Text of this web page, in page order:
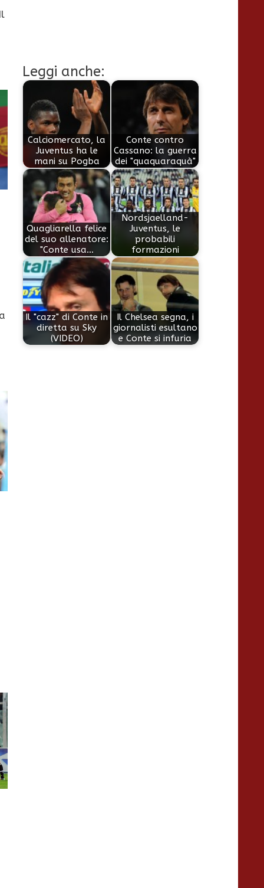
Leggi anche:
Calciomercato, la
Juventus ha le
mani su Pogba
Conte contro
Cassano: la guerra
dei "quaquaraquà"
Quagliarella felice
del suo allenatore:
"Conte usa…
Nordsjaelland-
Juventus, le
probabili
formazioni
Il "cazz" di Conte in
diretta su Sky
(VIDEO)
Il Chelsea segna, i
giornalisti esultano
e Conte si infuria